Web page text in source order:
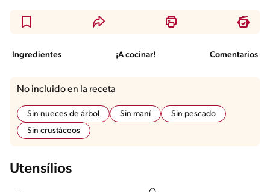
Ingredientes ¡A cocinar! Comentarios
No incluido en la receta
Sin nueces de árbol Sin maní
Sin pescado
Sin crustáceos
Utensílios